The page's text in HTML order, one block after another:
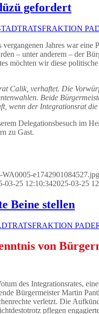
gefordert
Jahres war
– unter anderem – der
möchten wir diese
Calik, verhaftet. Die
Beide
wenn der Integrationsrat
Delegationsbesuch im
zu Gast.
e1742901084527.jpg
03-25 12:10:342025-03-25
Beine stellen
von
des Integrationsrates,
Bürgermeister Martin
verletzt. Die
pflegen